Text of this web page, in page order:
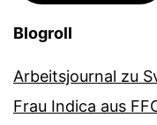
Blogroll
Arbeitsjournal zu
Frau Indica aus